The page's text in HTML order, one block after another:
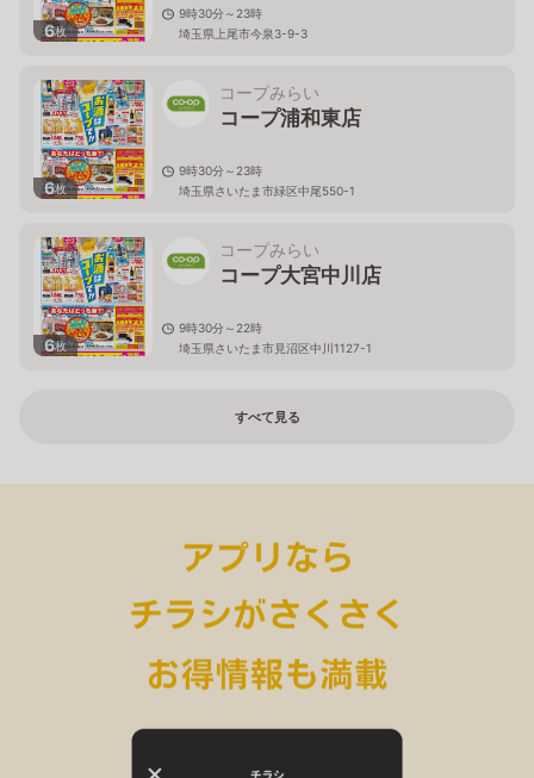
6枚
9時30分～23時
埼玉県上尾市今泉3-9-3
6枚
コープみらい
コープ浦和東店
9時30分～23時
埼玉県さいたま市緑区中尾550-1
6枚
コープみらい
コープ大宮中川店
9時30分～22時
埼玉県さいたま市見沼区中川1127-1
すべて見る